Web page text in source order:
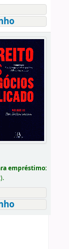
empréstimo: